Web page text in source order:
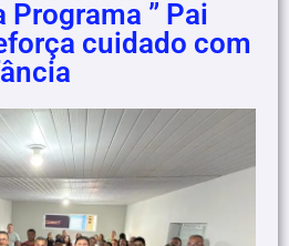
” Pai
cuidado com